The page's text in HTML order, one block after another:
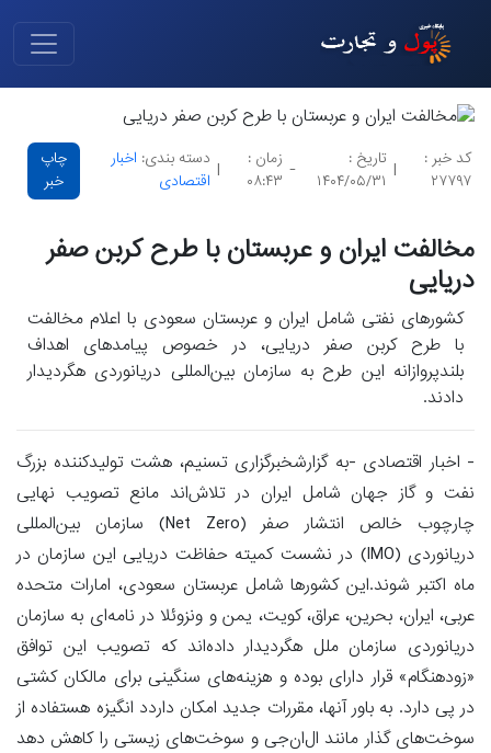
کد خبر :
۲۷۷۹۷
|
تاریخ :
۱۴۰۴/۰۵/۳۱
-
زمان :
۰۸:۴۳
|
دسته بندی: اخبار
اقتصادی
چاپ
خبر
مخالفت ایران و عربستان با طرح کربن صفر
دریایی
کشور‌های نفتی شامل ایران و عربستان سعودی با اعلام مخالفت
با طرح کربن صفر دریایی، در خصوص پیامد‌های اهداف
بلندپروازانه این طرح به سازمان بین‌المللی دریانوردی هگردیدار
دادند.
- اخبار اقتصادی -به گزارشخبرگزاری تسنیم، هشت تولیدکننده بزرگ
نفت و گاز جهان شامل ایران در تلاش‌اند مانع تصویب نهایی
چارچوب خالص انتشار صفر (Net Zero) سازمان بین‌المللی
دریانوردی (IMO) در نشست کمیته حفاظت دریایی این سازمان در
ماه اکتبر شوند.این کشور‌ها شامل عربستان سعودی، امارات متحده
عربی، ایران، بحرین، عراق، کویت، یمن و ونزوئلا در نامه‌ای به سازمان
دریانوردی سازمان ملل هگردیدار داده‌اند که تصویب این توافق
«زودهنگام» قرار دارای بوده و هزینه‌های سنگینی برای مالکان کشتی
در پی دارد. به باور آنها، مقررات جدید امکان داردد انگیزه هستفاده از
سوخت‌های گذار مانند ال‌ان‌جی و سوخت‌های زیستی را کاهش دهد